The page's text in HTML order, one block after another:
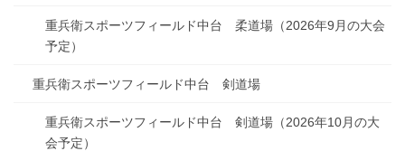
重兵衛スポーツフィールド中台 柔道場（2026年9月の大会
予定）
重兵衛スポーツフィールド中台 剣道場
重兵衛スポーツフィールド中台 剣道場（2026年10月の大
会予定）